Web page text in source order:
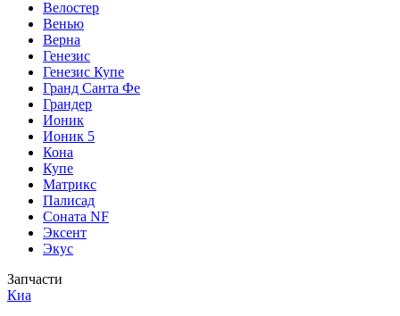
Велостер
Венью
Верна
Генезис
Генезис Купе
Гранд Санта Фе
Грандер
Ионик
Ионик 5
Кона
Купе
Матрикс
Палисад
Соната NF
Эксент
Экус
Запчасти
Киа